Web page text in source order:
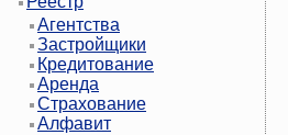
Агентства
Застройщики
Кредитование
Аренда
Страхование
Алфавит